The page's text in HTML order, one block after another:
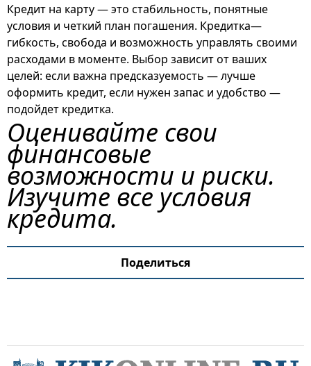
Кредит на карту — это стабильность, понятные
условия и четкий план погашения. Кредитка—
гибкость, свобода и возможность управлять своими
расходами в моменте. Выбор зависит от ваших
целей: если важна предсказуемость — лучше
оформить кредит, если нужен запас и удобство —
подойдет кредитка.
Оценивайте свои
финансовые
возможности и риски.
Изучите все условия
кредита.
Поделиться